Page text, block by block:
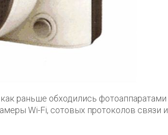
раньше обходились фотоаппаратами
Wi-Fi, сотовых протоколов связи и